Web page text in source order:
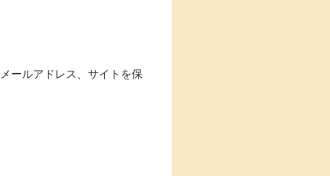
ールアドレス、サイトを保